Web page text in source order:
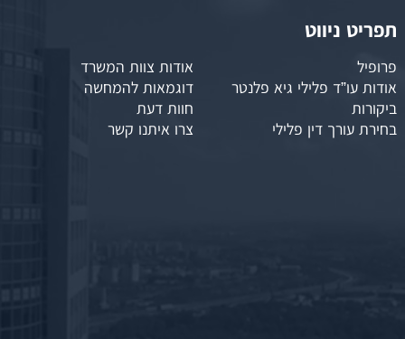
תפריט ניווט
פרופיל
אודות צוות המשרד
אודות עו”ד פלילי גיא פלנטר
דוגמאות להמחשה
ביקורות
חוות דעת
בחירת עורך דין פלילי
צרו איתנו קשר